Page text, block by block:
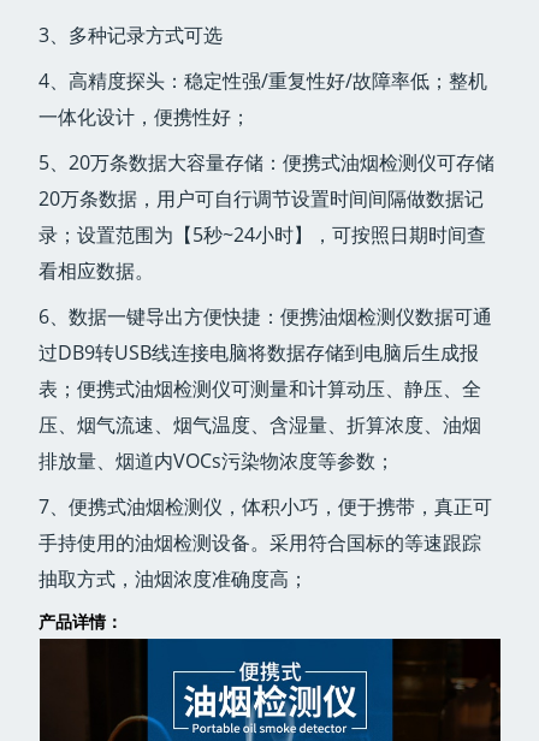
3、多种记录方式可选
4、高精度探头：稳定性强/重复性好/故障率低；整机
一体化设计，便携性好；
5、20万条数据大容量存储：便携式油烟检测仪可存储
20万条数据，用户可自行调节设置时间间隔做数据记
录；设置范围为【5秒~24小时】，可按照日期时间查
看相应数据。
6、数据一键导出方便快捷：便携油烟检测仪数据可通
过DB9转USB线连接电脑将数据存储到电脑后生成报
表；便携式油烟检测仪可测量和计算动压、静压、全
压、烟气流速、烟气温度、含湿量、折算浓度、油烟
排放量、烟道内VOCs污染物浓度等参数；
7、便携式油烟检测仪，体积小巧，便于携带，真正可
手持使用的油烟检测设备。采用符合国标的等速跟踪
抽取方式，油烟浓度准确度高；
产品详情：